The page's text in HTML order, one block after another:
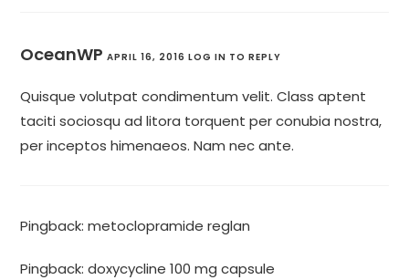
OceanWP APRIL 16, 2016 LOG IN TO REPLY
Quisque volutpat condimentum velit. Class aptent
taciti sociosqu ad litora torquent per conubia nostra,
per inceptos himenaeos. Nam nec ante.
Pingback:metoclopramide reglan
Pingback:doxycycline 100 mg capsule